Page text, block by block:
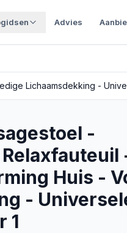
Advies
Lichaamsdekking -
-
Huis -
-
1